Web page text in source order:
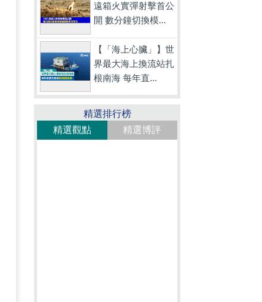
遠箱火實彈射擊首公
開 數分鐘切換模...
【「海上心臟」】世
界最大海上換流站扎
根南海 每年直...
精選排行榜
精選觀點
精選博評